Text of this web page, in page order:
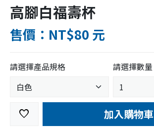
高腳白福壽杯
售價：NT$80 元
請選擇產品規格 請選擇數量
favorite 加入購物車